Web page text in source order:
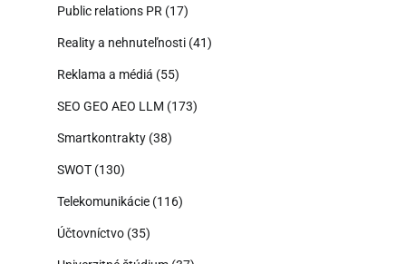
Public relations PR (17)
Reality a nehnuteľnosti (41)
Reklama a médiá (55)
SEO GEO AEO LLM (173)
Smartkontrakty (38)
SWOT (130)
Telekomunikácie (116)
Účtovníctvo (35)